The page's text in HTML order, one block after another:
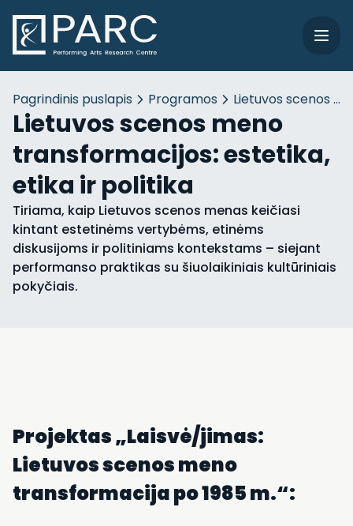
Pagrindinis puslapis Programos Lietuvos scenos
Lietuvos scenos meno
transformacijos: estetika,
etika ir politika
Tiriama, kaip Lietuvos scenos menas keičiasi
kintant estetinėms vertybėms, etinėms
diskusijoms ir politiniams kontekstams – siejant
performanso praktikas su šiuolaikiniais kultūriniais
pokyčiais.
Projektas „Laisvė/jimas:
Lietuvos scenos meno
transformacija po 1985 m.“: